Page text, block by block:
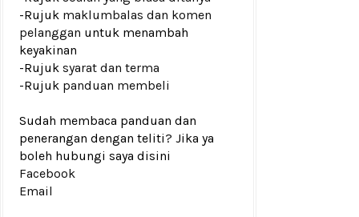
-Rujuk maklumbalas dan komen
pelanggan untuk menambah
keyakinan
-Rujuk syarat dan terma
-Rujuk panduan membeli
Sudah membaca panduan dan
penerangan dengan teliti? Jika ya
boleh hubungi saya disini
Facebook
Email